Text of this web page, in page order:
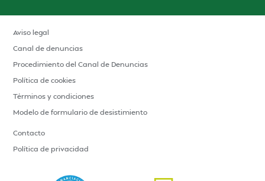
Aviso legal
Canal de denuncias
Procedimiento del Canal de Denuncias
Política de cookies
Términos y condiciones
Modelo de formulario de desistimiento
Contacto
Política de privacidad